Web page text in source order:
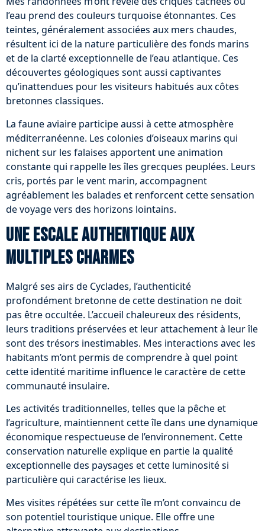
l’eau prend des couleurs turquoise étonnantes. Ces
teintes, généralement associées aux mers chaudes,
résultent ici de la nature particulière des fonds marins
et de la clarté exceptionnelle de l’eau atlantique. Ces
découvertes géologiques sont aussi captivantes
qu’inattendues pour les visiteurs habitués aux côtes
bretonnes classiques.
La faune aviaire participe aussi à cette atmosphère
méditerranéenne. Les colonies d’oiseaux marins qui
nichent sur les falaises apportent une animation
constante qui rappelle les îles grecques peuplées. Leurs
cris, portés par le vent marin, accompagnent
agréablement les balades et renforcent cette sensation
de voyage vers des horizons lointains.
Une escale authentique aux
multiples charmes
Malgré ses airs de Cyclades, l’authenticité
profondément bretonne de cette destination ne doit
pas être occultée. L’accueil chaleureux des résidents,
leurs traditions préservées et leur attachement à leur île
sont des trésors inestimables. Mes interactions avec les
habitants m’ont permis de comprendre à quel point
cette identité maritime influence le caractère de cette
communauté insulaire.
Les activités traditionnelles, telles que la pêche et
l’agriculture, maintiennent cette île dans une dynamique
économique respectueuse de l’environnement. Cette
conservation naturelle explique en partie la qualité
exceptionnelle des paysages et cette luminosité si
particulière qui caractérise les lieux.
Mes visites répétées sur cette île m’ont convaincu de
son potentiel touristique unique. Elle offre une